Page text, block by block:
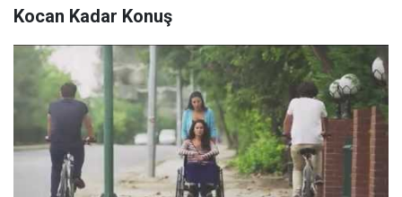
Kocan Kadar Konuş